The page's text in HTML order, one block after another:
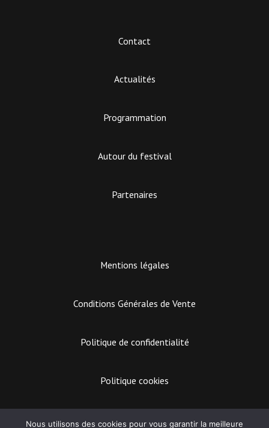
Contact
Actualités
Programmation
Autour du festival
Partenaires
Mentions légales
Conditions Générales de Vente
Politique de confidentialité
Politique cookies
EASY MARKETING
Nous utilisons des cookies pour vous garantir la meilleure